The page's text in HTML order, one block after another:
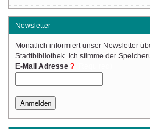
Newsletter
Monatlich informiert unser Newsletter
Stadtbibliothek. Ich stimme der
E-Mail Adresse